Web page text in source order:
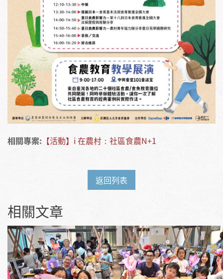
相關專案: 【活動】i 在農村：社區食農N+1
返回列表
相關文章